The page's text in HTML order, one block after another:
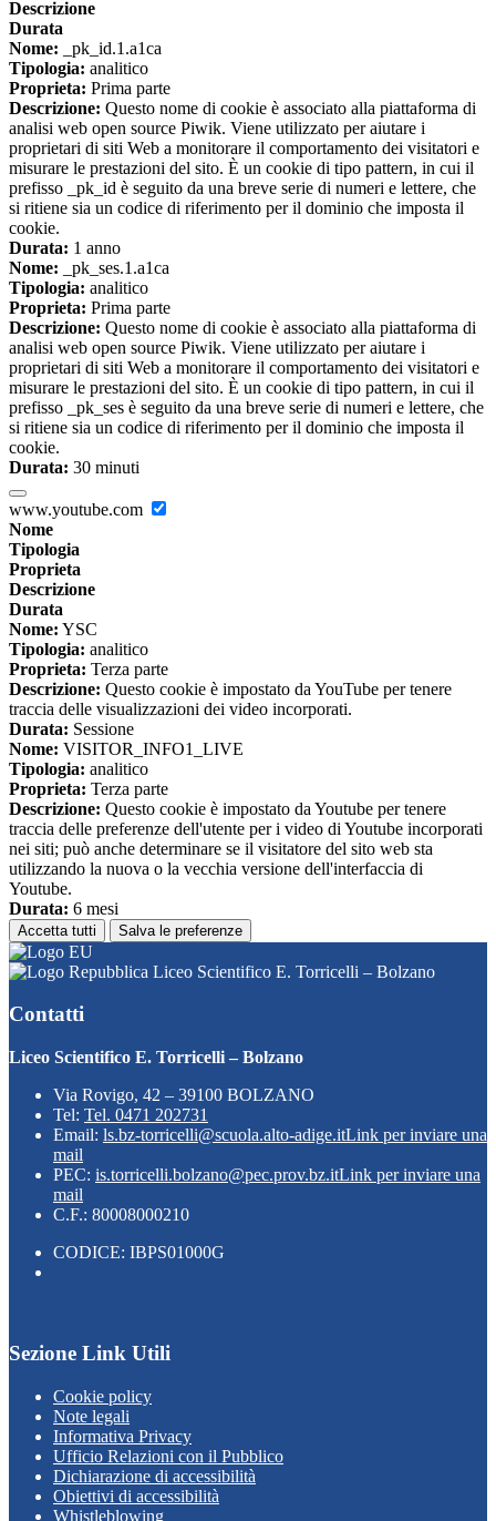
Descrizione
Durata
Nome: _pk_id.1.a1ca
Tipologia: analitico
Proprieta: Prima parte
Descrizione: Questo nome di cookie è associato alla piattaforma di
analisi web open source Piwik. Viene utilizzato per aiutare i
proprietari di siti Web a monitorare il comportamento dei visitatori e
misurare le prestazioni del sito. È un cookie di tipo pattern, in cui il
prefisso _pk_id è seguito da una breve serie di numeri e lettere, che
si ritiene sia un codice di riferimento per il dominio che imposta il
cookie.
Durata: 1 anno
Nome: _pk_ses.1.a1ca
Tipologia: analitico
Proprieta: Prima parte
Descrizione: Questo nome di cookie è associato alla piattaforma di
analisi web open source Piwik. Viene utilizzato per aiutare i
proprietari di siti Web a monitorare il comportamento dei visitatori e
misurare le prestazioni del sito. È un cookie di tipo pattern, in cui il
prefisso _pk_ses è seguito da una breve serie di numeri e lettere, che
si ritiene sia un codice di riferimento per il dominio che imposta il
cookie.
Durata: 30 minuti
www.youtube.com
Nome
Tipologia
Proprieta
Descrizione
Durata
Nome: YSC
Tipologia: analitico
Proprieta: Terza parte
Descrizione: Questo cookie è impostato da YouTube per tenere
traccia delle visualizzazioni dei video incorporati.
Durata: Sessione
Nome: VISITOR_INFO1_LIVE
Tipologia: analitico
Proprieta: Terza parte
Descrizione: Questo cookie è impostato da Youtube per tenere
traccia delle preferenze dell'utente per i video di Youtube incorporati
nei siti; può anche determinare se il visitatore del sito web sta
utilizzando la nuova o la vecchia versione dell'interfaccia di
Youtube.
Durata: 6 mesi
Accetta tutti Salva le preferenze
Liceo Scientifico E. Torricelli – Bolzano
Contatti
Liceo Scientifico E. Torricelli – Bolzano
Via Rovigo, 42 – 39100 BOLZANO
Tel: Tel. 0471 202731
Email: ls.bz-torricelli@scuola.alto-adige.itLink per inviare una
mail
PEC: is.torricelli.bolzano@pec.prov.bz.itLink per inviare una
mail
C.F.: 80008000210
CODICE: IBPS01000G
Sezione Link Utili
Cookie policy
Note legali
Informativa Privacy
Ufficio Relazioni con il Pubblico
Dichiarazione di accessibilità
Obiettivi di accessibilità
Whistleblowing